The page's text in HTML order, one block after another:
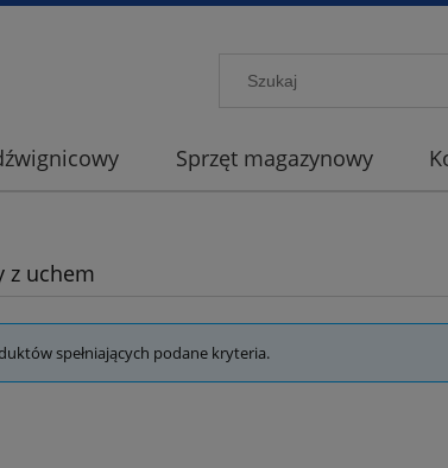
Sprzęt magazynowy
z uchem
spełniających podane kryteria.